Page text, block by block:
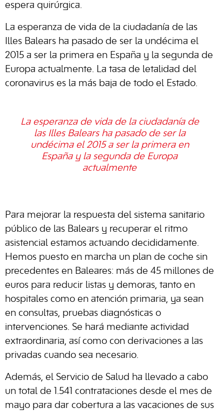
espera quirúrgica.
La esperanza de vida de la ciudadanía de las
Illes Balears ha pasado de ser la undécima el
2015 a ser la primera en España y la segunda de
Europa actualmente. La tasa de letalidad del
coronavirus es la más baja de todo el Estado.
La esperanza de vida de la ciudadanía de
las Illes Balears ha pasado de ser la
undécima el 2015 a ser la primera en
España y la segunda de Europa
actualmente
Para mejorar la respuesta del sistema sanitario
público de las Balears y recuperar el ritmo
asistencial estamos actuando decididamente.
Hemos puesto en marcha un plan de coche sin
precedentes en Baleares: más de 45 millones de
euros para reducir listas y demoras, tanto en
hospitales como en atención primaria, ya sean
en consultas, pruebas diagnósticas o
intervenciones. Se hará mediante actividad
extraordinaria, así como con derivaciones a las
privadas cuando sea necesario.
Además, el Servicio de Salud ha llevado a cabo
un total de 1.541 contrataciones desde el mes de
mayo para dar cobertura a las vacaciones de sus